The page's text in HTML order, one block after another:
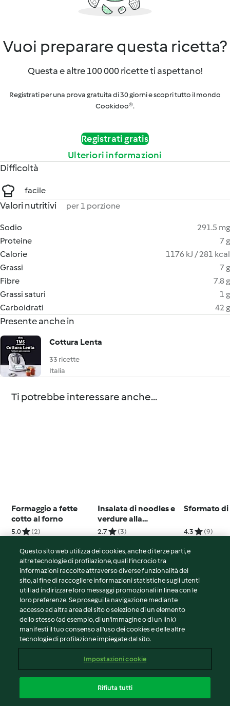
Vuoi preparare questa ricetta?
Questa e altre 100 000 ricette ti aspettano!
Registrati per una prova gratuita di 30 giorni e scopri tutto il mondo
Cookidoo®.
Registrati gratis
Ulteriori informazioni
Difficoltà
facile
Valori nutritivi per 1 porzione
Sodio
291.5 mg
Proteine
7 g
Calorie
1176 kJ / 281 kcal
Grassi
7 g
Fibre
7.8 g
Grassi saturi
1 g
Carboidrati
42 g
Presente anche in
Cottura Lenta
33 ricette
Italia
Ti potrebbe interessare anche...
Formaggio a fette
cotto al forno
5.0 (2)
Insalata di noodles e
verdure alla
vietnamita
2.7 (3)
Sformato
4.3 (9)
© Copyright 2026
Termini del servizio
Informativa sulla privacy
Avvertenze generali
Note legali
Contenuto del rapporto
Dichiarazione di accessibilità
Questo sito web utilizza dei cookies, anche di terze parti, e
altre tecnologie di profilazione, quali l’incrocio tra
informazioni raccolte attraverso diverse funzionalità del
sito, al fine di raccogliere informazioni statistiche sugli utenti
utili ad indirizzare loro messaggi promozionali in linea con le
loro preferenze. Se prosegui la navigazione mediante
accesso ad altra area del sito o selezione di un elemento
dello stesso (ad esempio, di un'immagine o di un link)
manifesti il tuo consenso all'uso dei cookies e delle altre
tecnologie di profilazione impiegate dal sito.
Impostazioni cookie
Rifiuta tutti